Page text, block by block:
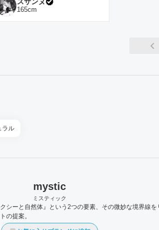
165cm
ラル
mystic
ミスティック
シーと自然体』という2つの要素、その微妙な境界線を
の提案。